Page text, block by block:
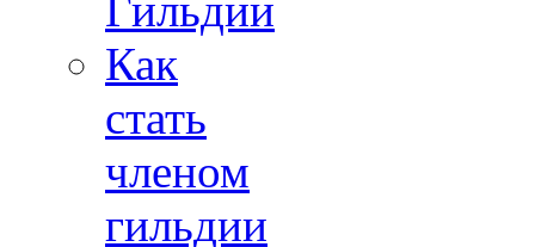
Как
стать
членом
гильдии